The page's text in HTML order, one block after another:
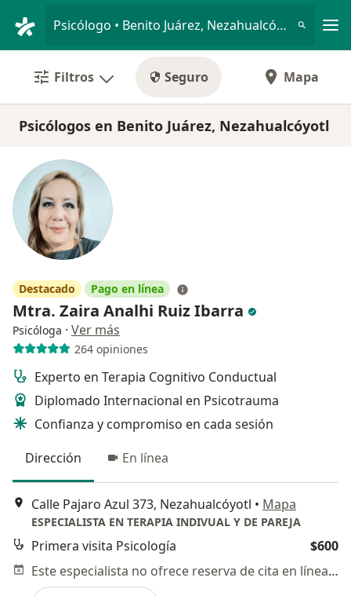
Psicólogo • Benito Juárez, Nezahualcóyotl, México
Filtros Seguro Mapa
Psicólogos en Benito Juárez, Nezahualcóyotl
Destacado Pago en línea
Mtra. Zaira Analhi Ruiz Ibarra
Psicóloga · Ver más
264 opiniones
Experto en Terapia Cognitivo Conductual
Diplomado Internacional en Psicotrauma
Confianza y compromiso en cada sesión
Dirección
En línea
Calle Pajaro Azul 373, Nezahualcóyotl • Mapa
ESPECIALISTA EN TERAPIA INDIVUAL Y DE PAREJA
Primera visita Psicología
$600
Este especialista no ofrece reserva de cita en línea en esta dirección.